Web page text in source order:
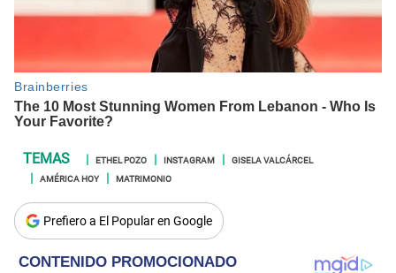
ETHEL POZO INSTAGRAM
GISELA VALCÁRCEL
AMÉRICA HOY
MATRIMONIO
Prefiero a El Popular en Google